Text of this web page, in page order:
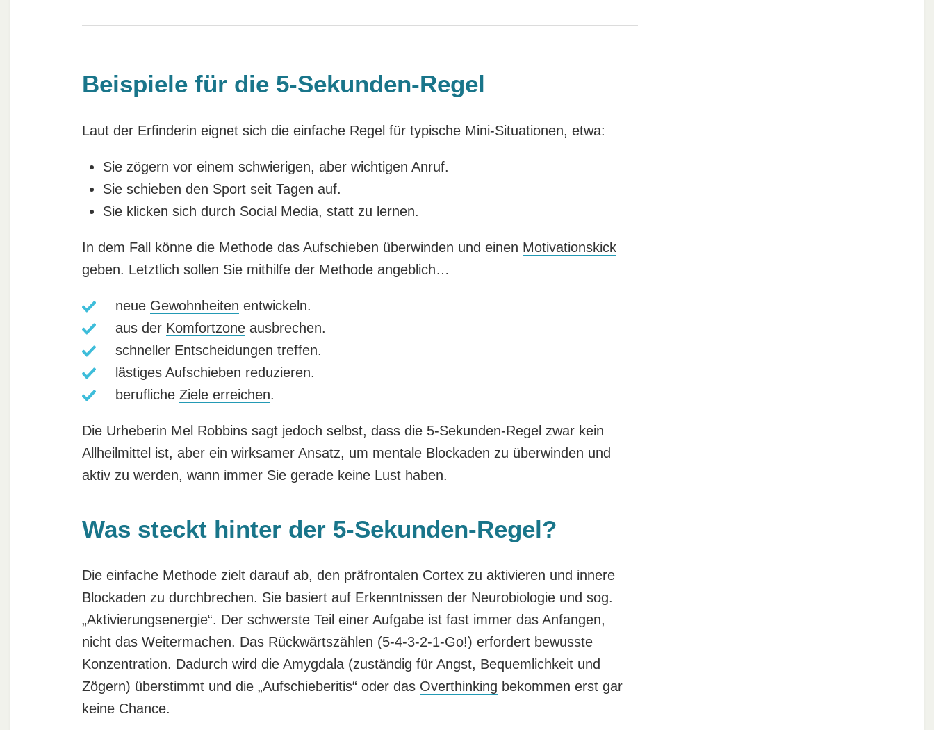
Beispiele für die 5-Sekunden-Regel
Laut der Erfinderin eignet sich die einfache Regel für typische Mini-Situationen, etwa:
Sie zögern vor einem schwierigen, aber wichtigen Anruf.
Sie schieben den Sport seit Tagen auf.
Sie klicken sich durch Social Media, statt zu lernen.
In dem Fall könne die Methode das Aufschieben überwinden und einen Motivationskick
geben. Letztlich sollen Sie mithilfe der Methode angeblich…
neue Gewohnheiten entwickeln.
aus der Komfortzoneausbrechen.
schneller Entscheidungen treffen.
lästiges Aufschieben reduzieren.
berufliche Ziele erreichen.
Die Urheberin Mel Robbins sagt jedoch selbst, dass die 5-Sekunden-Regel zwar kein
Allheilmittel ist, aber ein wirksamer Ansatz, um mentale Blockaden zu überwinden und
aktiv zu werden, wann immer Sie gerade keine Lust haben.
Was steckt hinter der 5-Sekunden-Regel?
Die einfache Methode zielt darauf ab, den präfrontalen Cortex zu aktivieren und innere
Blockaden zu durchbrechen. Sie basiert auf Erkenntnissen der Neurobiologie und sog.
„Aktivierungsenergie“. Der schwerste Teil einer Aufgabe ist fast immer das Anfangen,
nicht das Weitermachen. Das Rückwärtszählen (5-4-3-2-1-Go!) erfordert bewusste
Konzentration. Dadurch wird die Amygdala (zuständig für Angst, Bequemlichkeit und
Zögern) überstimmt und die „Aufschieberitis“ oder das Overthinking bekommen erst gar
keine Chance.